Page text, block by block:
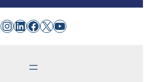
Instagram
LinkedIn
Facebook
X YouTube